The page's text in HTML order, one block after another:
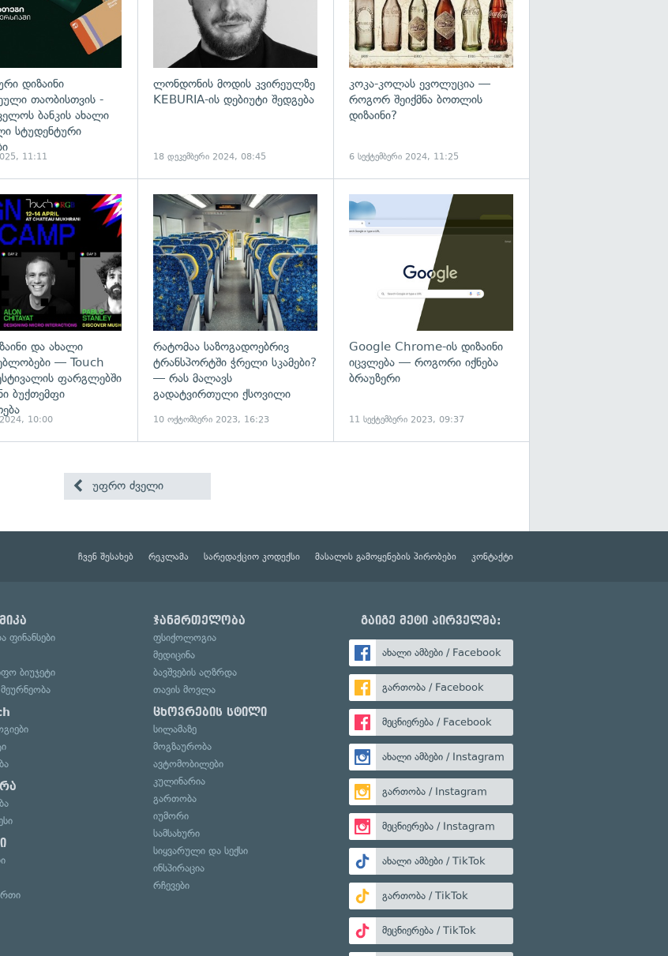
დიზაინი
თაობისთვის -
ბანკის ახალი
სტუდენტური
11:11
ლონდონის მოდის კვირეულზე
KEBURIA-ის დებიუტი შედგება
18 დეკემბერი 2024, 08:45
კოკა-კოლას ევოლუცია —
როგორ შეიქმნა ბოთლის
დიზაინი?
6 სექტემბერი 2024, 11:25
და ახალი
— Touch
ფარგლებში
ბუქთემფი
10:00
გადახედვა
რატომაა საზოგადოებრივ
ტრანსპორტში ჭრელი სკამები?
— რას მალავს
გადატვირთული ქსოვილი
10 ოქტომბერი 2023, 16:23
Google Chrome-ის დიზაინი
იცვლება — როგორი იქნება
ბრაუზერი
11 სექტემბერი 2023, 09:37
უფრო ძველი
ჩვენ შესახებ რეკლამა სარედაქციო კოდექსი მასალის გამოყენების პირობები კონტაქტი
ფინანსები
ბიუჯეტი
ჯანმრთელობა
ფსიქოლოგია
მედიცინა
ბავშვების აღზრდა
თავის მოვლა
ცხოვრების სტილი
სილამაზე
მოგზაურობა
ავტომობილები
კულინარია
გართობა
იუმორი
სამსახური
სიყვარული და სექსი
ინსპირაცია
რჩევები
გაიგე მეტი პირველმა:
ახალი ამბები / Facebook
გართობა / Facebook
მეცნიერება / Facebook
ახალი ამბები / Instagram
გართობა / Instagram
მეცნიერება / Instagram
ახალი ამბები / TikTok
გართობა / TikTok
მეცნიერება / TikTok